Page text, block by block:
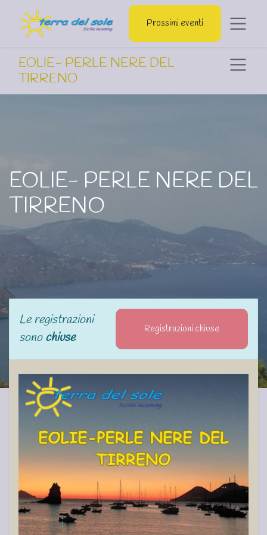
Prossimi eventi
EOLIE- PERLE NERE DEL
TIRRENO
EOLIE- PERLE NERE DEL
TIRRENO
Le registrazioni
sonochiuse
Registrazioni chiuse